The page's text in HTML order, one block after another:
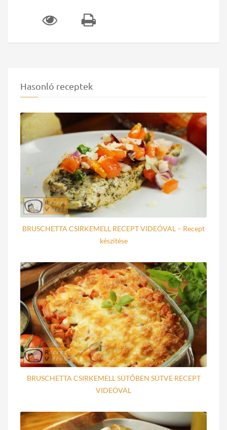
Hasonló receptek
BRUSCHETTA CSIRKEMELL RECEPT VIDEÓVAL – Recept
készítése
BRUSCHETTA CSIRKEMELL SÜTŐBEN SÜTVE RECEPT
VIDEÓVAL